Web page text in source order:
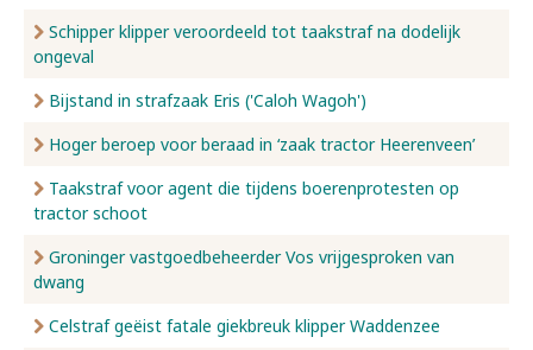
Schipper klipper veroordeeld tot taakstraf na dodelijk
ongeval
Bijstand in strafzaak Eris ('Caloh Wagoh')
Hoger beroep voor beraad in ‘zaak tractor Heerenveen’
Taakstraf voor agent die tijdens boerenprotesten op
tractor schoot
Groninger vastgoedbeheerder Vos vrijgesproken van
dwang
Celstraf geëist fatale giekbreuk klipper Waddenzee